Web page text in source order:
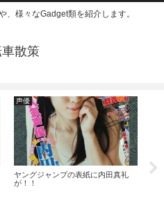
、様々なGadget類を紹介します。
車散策
声優
ヤングジャンプの表紙に内田真礼
が！！
宮